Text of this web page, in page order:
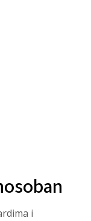
i